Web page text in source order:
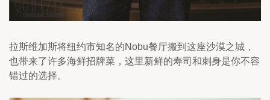
拉斯维加斯将纽约市知名的Nobu餐厅搬到这座沙漠之城，
也带来了许多海鲜招牌菜，这里新鲜的寿司和刺身是你不容
错过的选择。